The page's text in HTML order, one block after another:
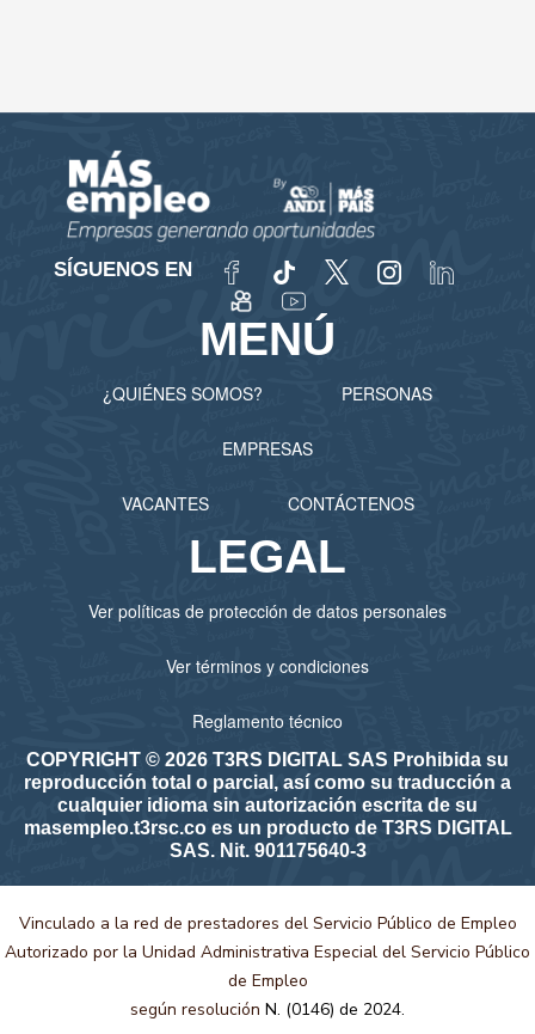
SÍGUENOS EN
MENÚ
¿QUIÉNES SOMOS? PERSONAS
EMPRESAS
VACANTES CONTÁCTENOS
LEGAL
Ver políticas de protección de datos personales
Ver términos y condiciones
Reglamento técnico
COPYRIGHT © 2026 T3RS DIGITAL SAS Prohibida su
reproducción total o parcial, así como su traducción a
cualquier idioma sin autorización escrita de su
masempleo.t3rsc.co es un producto de T3RS DIGITAL
SAS. Nit. 901175640-3
Vinculado a la red de prestadores del Servicio Público de Empleo
Autorizado por la Unidad Administrativa Especial del Servicio Público
de Empleo
según resolución N. (0146) de 2024.